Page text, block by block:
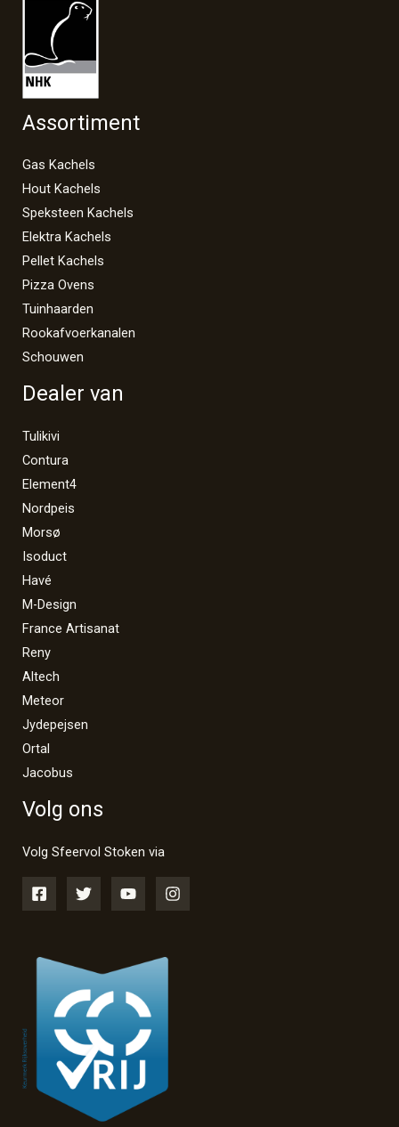
Assortiment
Gas Kachels
Hout Kachels
Speksteen Kachels
Elektra Kachels
Pellet Kachels
Pizza Ovens
Tuinhaarden
Rookafvoerkanalen
Schouwen
Dealer van
Tulikivi
Contura
Element4
Nordpeis
Morsø
Isoduct
Havé
M-Design
France Artisanat
Reny
Altech
Meteor
Jydepejsen
Ortal
Jacobus
Volg ons
Volg Sfeervol Stoken via